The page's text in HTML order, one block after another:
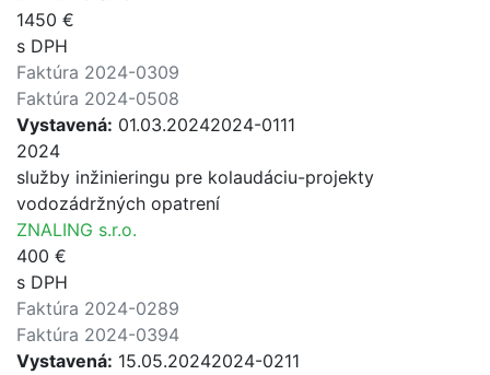
1450 €
s DPH
Faktúra 2024-0309
Faktúra 2024-0508
Vystavená: 01.03.20242024-0111
2024
služby inžinieringu pre kolaudáciu-projekty
vodozádržných opatrení
ZNALING s.r.o.
400 €
s DPH
Faktúra 2024-0289
Faktúra 2024-0394
Vystavená: 15.05.20242024-0211